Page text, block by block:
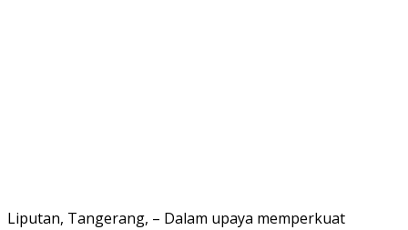
Liputan, Tangerang, – Dalam upaya memperkuat